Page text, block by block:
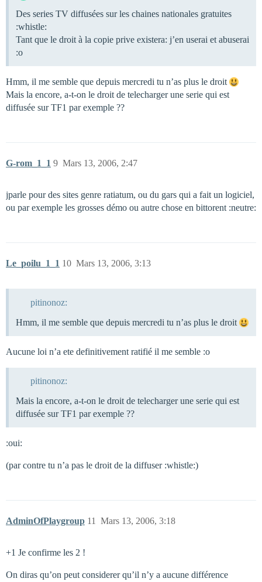
Des series TV diffusées sur les chaines nationales gratuites
:whistle:
Tant que le droit à la copie prive existera: j’en userai et abuserai
:o
Hmm, il me semble que depuis mercredi tu n’as plus le droit
Mais la encore, a-t-on le droit de telecharger une serie qui est
diffusée sur TF1 par exemple ??
G-rom_1_1 Mars 13, 2006, 2:47
9
jparle pour des sites genre ratiatum, ou du gars qui a fait un logiciel,
ou par exemple les grosses démo ou autre chose en bittorent :neutre:
Le_poilu_1_1 Mars 13, 2006, 3:13
10
pitinonoz:
Hmm, il me semble que depuis mercredi tu n’as plus le droit
Aucune loi n’a ete definitivement ratifié il me semble :o
pitinonoz:
Mais la encore, a-t-on le droit de telecharger une serie qui est
diffusée sur TF1 par exemple ??
:oui:
(par contre tu n’a pas le droit de la diffuser :whistle:)
AdminOfPlaygroup Mars 13, 2006, 3:18
11
+1 Je confirme les 2 !
On diras qu’on peut considerer qu’il n’y a aucune différence